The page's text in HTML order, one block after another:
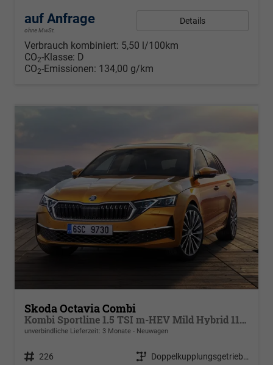
auf Anfrage
ohne MwSt.
Details
Verbrauch kombiniert: 5,50 l/100km
CO2-Klasse: D
CO2-Emissionen: 134,00 g/km
Skoda Octavia Combi
Kombi Sportline 1.5 TSI m-HEV Mild Hybrid 110 kW DSG
unverbindliche Lieferzeit: 3 Monate Neuwagen
Fahrzeugnr. 226 Getriebe
Doppelkupplungsgetriebe (DSG)